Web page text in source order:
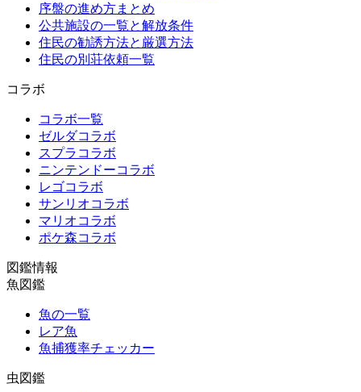
序盤の進め方まとめ
公共施設の一覧と解放条件
住民の勧誘方法と厳選方法
住民の別荘依頼一覧
コラボ
コラボ一覧
ゼルダコラボ
スプラコラボ
ニンテンドーコラボ
レゴコラボ
サンリオコラボ
マリオコラボ
ポケ森コラボ
図鑑情報
魚図鑑
魚の一覧
レア魚
魚捕獲率チェッカー
虫図鑑